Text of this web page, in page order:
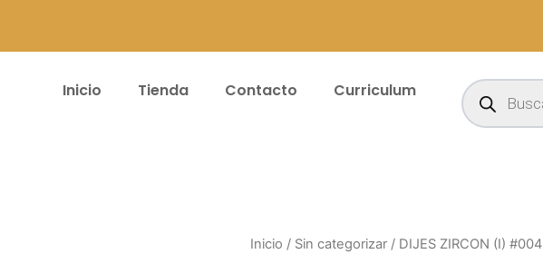
Inicio Tienda Contacto Curriculum
Búsqueda
de
productos
Inicio / Sin categorizar / DIJES ZIRCON (I) #004
DIJES